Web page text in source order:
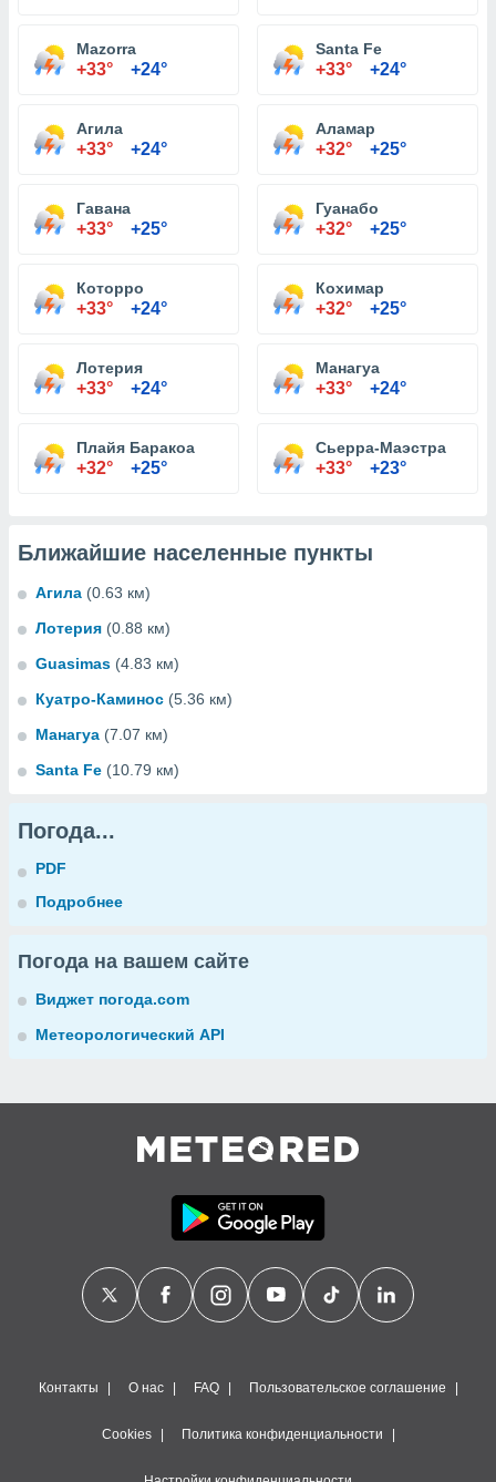
Mazorra
+33° +24°
Santa Fe
+33° +24°
Агила
+33° +24°
Аламар
+32° +25°
Гавана
+33° +25°
Гуанабо
+32° +25°
Которро
+33° +24°
Кохимар
+32° +25°
Лотерия
+33° +24°
Манагуа
+33° +24°
Плайя Баракоа
+32° +25°
Сьерра-Маэстра
+33° +23°
Ближайшие населенные пункты
Агила (0.63 км)
Лотерия (0.88 км)
Guasimas (4.83 км)
Куатро-Каминос (5.36 км)
Манагуа (7.07 км)
Santa Fe (10.79 км)
Погода...
PDF
Подробнее
Погода на вашем сайте
Виджет погода.com
Метеорологический API
Контакты О нас FAQ Пользовательское соглашение
Cookies Политика конфиденциальности